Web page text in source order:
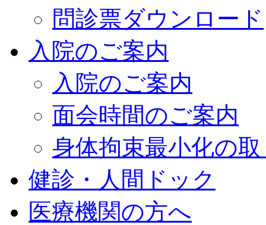
問診票ダウンロード
入院のご案内
入院のご案内
面会時間のご案内
身体拘束最小化の
健診・人間ドック
医療機関の方へ